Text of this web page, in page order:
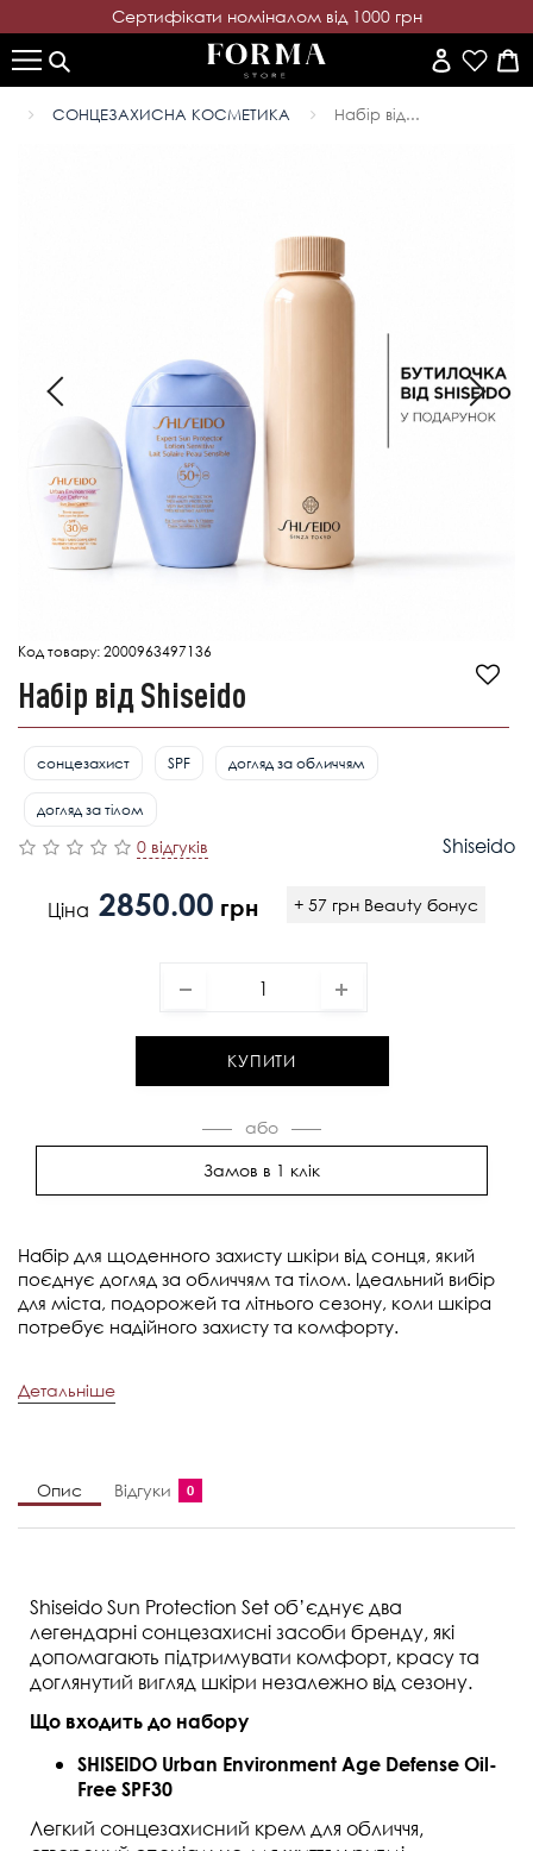
Cертифікати номіналом від 1000 грн
СОНЦЕЗАХИСНА КОСМЕТИКА Набір від...
Код товару:2000963497136
Набір від Shiseido
сонцезахист SPF догляд за обличчям
догляд за тілом
0 відгуків Shiseido
Ціна 2850.00 грн + 57 грн Beauty бонус
КУПИТИ
Замов в 1 клік
Набір для щоденного захисту шкіри від сонця, який
поєднує догляд за обличчям та тілом. Ідеальний вибір
для міста, подорожей та літнього сезону, коли шкіра
потребує надійного захисту та комфорту.
Детальніше
Опис Відгуки 0
Shiseido Sun Protection Setоб’єднує два
легендарні сонцезахисні засоби бренду, які
допомагають підтримувати комфорт, красу та
доглянутий вигляд шкіри незалежно від сезону.
Що входить до набору
SHISEIDO Urban Environment Age Defense Oil-
Free SPF30
Легкий сонцезахисний крем для обличчя,